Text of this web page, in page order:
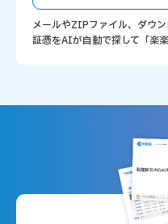
メールやZIPファイル、ダウ
証憑をAIが自動で探して「楽